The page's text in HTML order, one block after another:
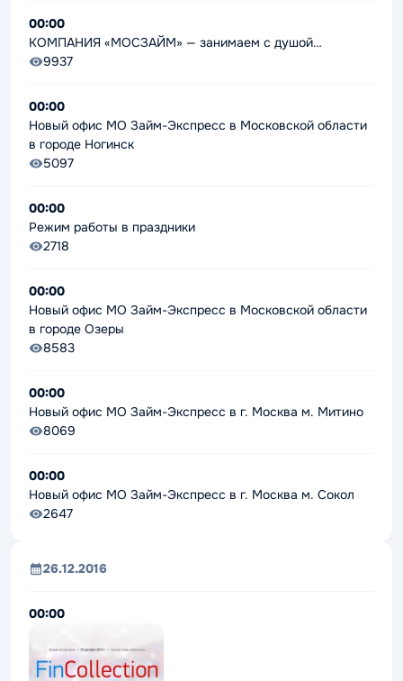
00:00
КОМПАНИЯ «МОСЗАЙМ» — занимаем с душой…
9937
00:00
Новый офис МО Займ-Экспресс в Московской области
в городе Ногинск
5097
00:00
Режим работы в праздники
2718
00:00
Новый офис МО Займ-Экспресс в Московской области
в городе Озеры
8583
00:00
Новый офис МО Займ-Экспресс в г. Москва м. Митино
8069
00:00
Новый офис МО Займ-Экспресс в г. Москва м. Сокол
2647
26.12.2016
00:00